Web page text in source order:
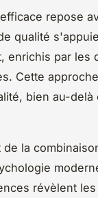
repose
qualité
enrichis par les
Cette
bien au-
la
révèlent